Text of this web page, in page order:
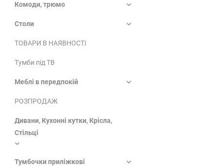
Комоди, трюмо
Столи
ТОВАРИ В НАЯВНОСТІ
Тумби під ТВ
Меблі в передпокій
РОЗПРОДАЖ
Дивани, Кухонні кутки, Крісла,
Стільці
Тумбочки приліжкові